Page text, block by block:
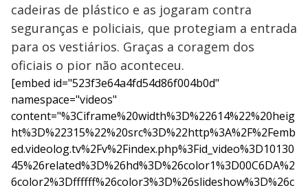
cadeiras de plástico e as jogaram contra
seguranças e policiais, que protegiam a entrada
para os vestiários. Graças a coragem dos
oficiais o pior não aconteceu.
[embed id="523f3e64a4fd54d86f004b0d"
namespace="videos"
content="%3Ciframe%20width%3D%22614%22%20heig
ht%3D%22315%22%20src%3D%22http%3A%2F%2Femb
ed.videolog.tv%2Fv%2Findex.php%3Fid_video%3D10130
45%26related%3D%26hd%3D%26color1%3D00C6DA%2
6color2%3Dffffff%26color3%3D%26slideshow%3D%26c